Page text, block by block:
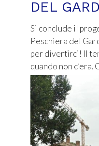
DEL
Si conclude il
Peschiera del
per divertirci! Il
quando non